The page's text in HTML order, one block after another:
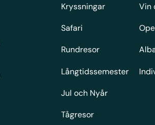
Kryssningar
Safari
Rundresor
Långtidssemester
Jul och Nyår
Tågresor
Vin